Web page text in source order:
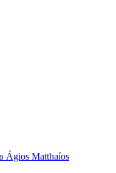
Ágios Matthaíos